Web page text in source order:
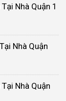
Nhà Quận 1
Nhà Quận
Nhà Quận